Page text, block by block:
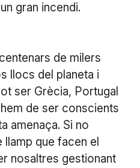
gran incendi.
de milers
llocs del planeta i
ser Grècia, Portugal
de ser conscients
amenaça. Si no
que facen el
nosaltres gestionant